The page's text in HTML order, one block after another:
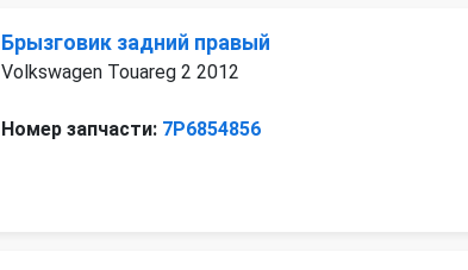
Брызговик задний правый
Volkswagen Touareg 2 2012
Номер запчасти: 7P6854856